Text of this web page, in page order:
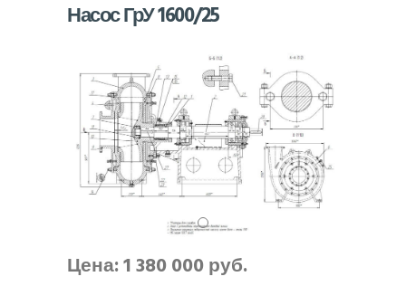
Насос ГрУ 1600/25
Цена: 1 380 000 руб.